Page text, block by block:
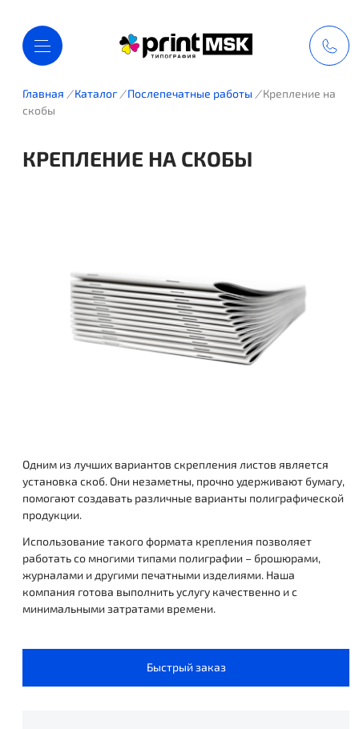
Главная / Каталог / Послепечатные работы / Крепление на
скобы
КРЕПЛЕНИЕ НА СКОБЫ
Одним из лучших вариантов скрепления листов является
установка скоб. Они незаметны, прочно удерживают бумагу,
помогают создавать различные варианты полиграфической
продукции.
Использование такого формата крепления позволяет
работать со многими типами полиграфии – брошюрами,
журналами и другими печатными изделиями. Наша
компания готова выполнить услугу качественно и с
минимальными затратами времени.
Быстрый заказ